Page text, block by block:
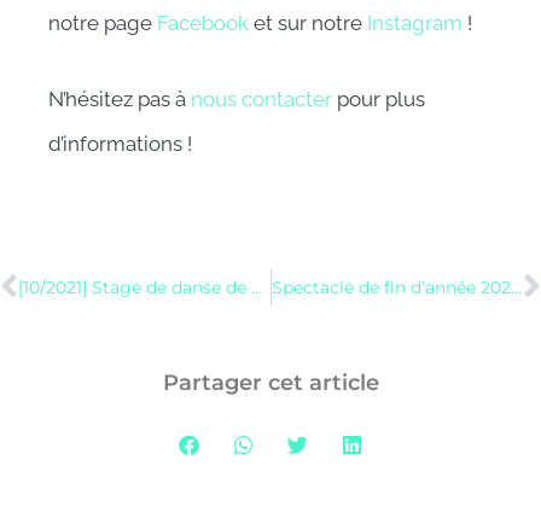
notre page Facebook et sur notre Instagram !
N’hésitez pas à nous contacter pour plus
d’informations !
[10/2021] Stage de danse de caractère Spectacle de fin d’année 2022 – Danser
Partager cet article